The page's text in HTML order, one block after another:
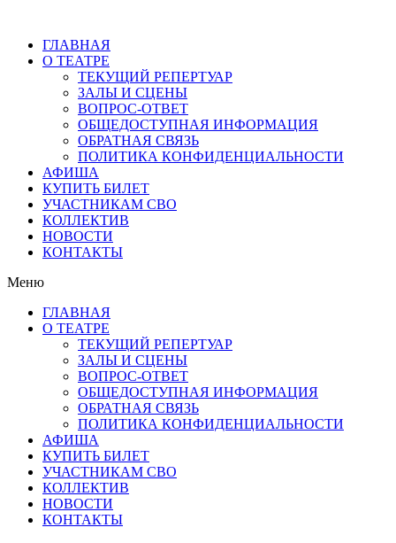
ГЛАВНАЯ
О ТЕАТРЕ
ТЕКУЩИЙ РЕПЕРТУАР
ЗАЛЫ И СЦЕНЫ
ВОПРОС-ОТВЕТ
ОБЩЕДОСТУПНАЯ ИНФОРМАЦИЯ
ОБРАТНАЯ СВЯЗЬ
ПОЛИТИКА КОНФИДЕНЦИАЛЬНОСТИ
АФИША
КУПИТЬ БИЛЕТ
УЧАСТНИКАМ СВО
КОЛЛЕКТИВ
НОВОСТИ
КОНТАКТЫ
Меню
ГЛАВНАЯ
О ТЕАТРЕ
ТЕКУЩИЙ РЕПЕРТУАР
ЗАЛЫ И СЦЕНЫ
ВОПРОС-ОТВЕТ
ОБЩЕДОСТУПНАЯ ИНФОРМАЦИЯ
ОБРАТНАЯ СВЯЗЬ
ПОЛИТИКА КОНФИДЕНЦИАЛЬНОСТИ
АФИША
КУПИТЬ БИЛЕТ
УЧАСТНИКАМ СВО
КОЛЛЕКТИВ
НОВОСТИ
КОНТАКТЫ